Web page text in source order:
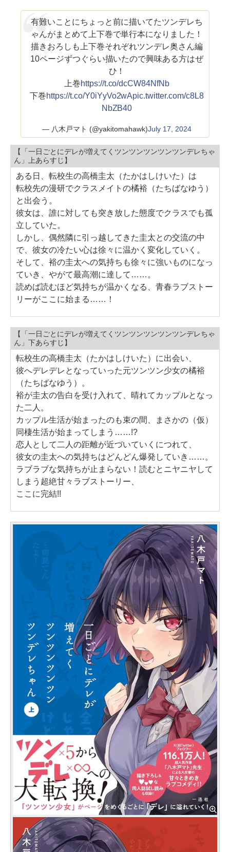
有難いことにちょっと前に描いてたツンデレち
ゃんがまとめて上下巻で単行本になりました！
描きおろしも上下巻それぞれツンデレ奥さん編
10ページずつぐらい描いたので興味ある方はぜ
ひ！
上巻https://t.co/dcCW84NfNb
下巻https://t.co/Y0iYyVo2wApic.twitter.com/c8L8
NbZB40
— 八木戸マト (@yakitomahawk)July 17, 2024
【「一日ごとにデレが増えてくツンツンツンツンツンデレちゃ
ん」上あらすじ】
ある日、転校生の高橋圭太（たかはしけいた）は
転校先の漫研でクラスメイトの橘裕（たちばなゆう）
と出会う。
彼女は、誰に対しても突き放した態度でクラスでも孤
立していた。
しかし、偶然隣に引っ越してきた圭太との交流の中
で、彼女の冷たい心は徐々に温かく変化していく。
そして、裕の圭太への気持ちも徐々に強いものになっ
ていき、やがて最高潮に達して……。
読めば読むほど気持ちが温かくなる、青春ラブストー
リーがここに始まる……！
【「一日ごとにデレが増えてくツンツンツンツンツンデレちゃ
ん」下あらすじ】
転校生の高橋圭太（たかはしけいた）に出会い、
彼へデレデレとなっていった元ツンツン少女の橘裕
（たちばなゆう）。
裕が圭太の告白を受け入れて、晴れてカップルとなっ
た二人。
カップル生活が始まったのも束の間、まさかの（仮）
同棲生活が始まってしまう……!?
恋人として二人の距離が近づいていくにつれて、
彼女の圭太への気持ちはどんどん爆発していき……。
ラブラブな気持ちが止まらない！読むとニヤニヤして
しまう超絶甘々ラブストーリー、
ここに完結!!